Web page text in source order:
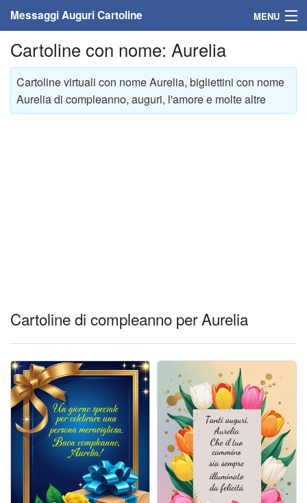
Messaggi Auguri Cartoline MENU
Home
Messaggi
Cartoline
Cartoline giorni settimana
Cartoline musicali
Cartoline animate
Accedi
Cartoline con nome: Aurelia
Cartoline virtuali con nome Aurelia, bigliettini con nome
Aurelia di compleanno, auguri, l'amore e molte altre
Cartoline di compleanno per Aurelia